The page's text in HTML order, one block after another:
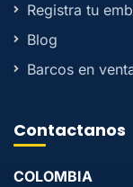
Registra tu
Blog
Barcos en
Contactanos
COLOMBIA